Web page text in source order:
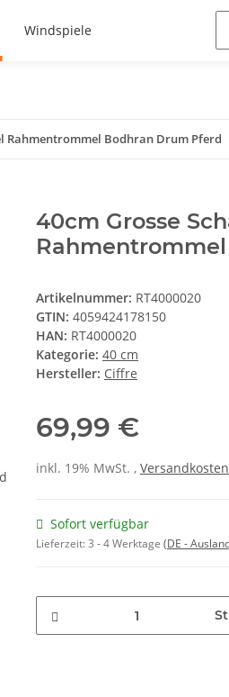
Windspiele
Rahmentrommel Bodhran Drum Pferd
40cm Grosse
Artikelnummer: RT4000020
GTIN: 4059424178150
HAN: RT4000020
Kategorie: 40 cm
Hersteller: Ciffre
69,99 €
inkl. 19% MwSt. ,
Sofort verfügbar
Lieferzeit:3 - 4 Werktage (DE -